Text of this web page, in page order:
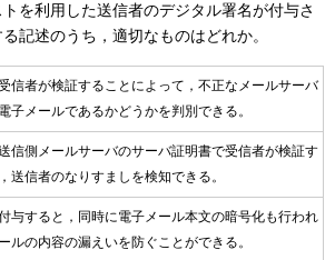
を利用した送信者のデジタル署名が付与さ
記述のうち，適切なものはどれか。
信者が検証することによって，不正なメールサーバ
子メールであるかどうかを判別できる。
信側メールサーバのサーバ証明書で受信者が検証す
送信者のなりすましを検知できる。
与すると，同時に電子メール本文の暗号化も行われ
ルの内容の漏えいを防ぐことができる。